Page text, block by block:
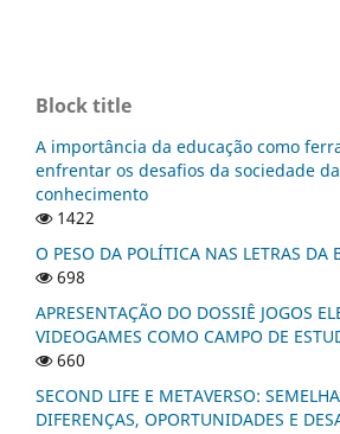
Block title
A importância da educação como
enfrentar os desafios da sociedade
conhecimento
1422
O PESO DA POLÍTICA NAS LETRAS DA
698
APRESENTAÇÃO DO DOSSIÊ JOGOS
VIDEOGAMES COMO CAMPO DE
660
SECOND LIFE E METAVERSO:
DIFERENÇAS, OPORTUNIDADES E